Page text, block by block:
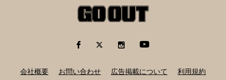
会社概要 お問い合わせ 広告掲載について
利用規約